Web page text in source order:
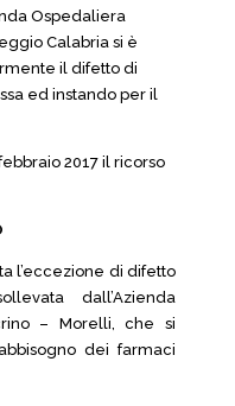
Ospedaliera
Calabria si è
il difetto di
ed instando per il
2017 il ricorso
l’eccezione di difetto
dall’Azienda
– Morelli, che si
dei farmaci